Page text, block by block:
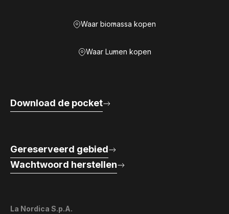
Waar biomassa kopen
Waar Lumen kopen
La Nordica S.p.A.
Download de pocket
Gereserveerd gebied
Wachtwoord herstellen